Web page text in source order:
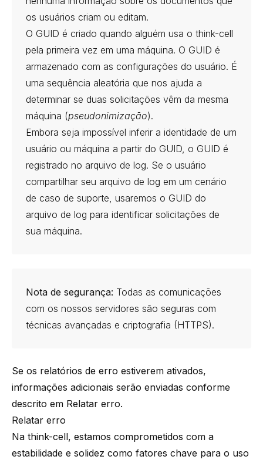
os usuários criam ou editam.
O GUID é criado quando alguém usa o think-cell
pela primeira vez em uma máquina. O GUID é
armazenado com as configurações do usuário. É
uma sequência aleatória que nos ajuda a
determinar se duas solicitações vêm da mesma
máquina (pseudonimização).
Embora seja impossível inferir a identidade de um
usuário ou máquina a partir do GUID, o GUID é
registrado no arquivo de log. Se o usuário
compartilhar seu arquivo de log em um cenário
de caso de suporte, usaremos o GUID do
arquivo de log para identificar solicitações de
sua máquina.
Nota de segurança: Todas as comunicações
com os nossos servidores são seguras com
técnicas avançadas e criptografia (HTTPS).
Se os relatórios de erro estiverem ativados,
informações adicionais serão enviadas conforme
descrito em Relatar erro.
Relatar erro
Na think-cell, estamos comprometidos com a
estabilidade e solidez como fatores chave para o uso